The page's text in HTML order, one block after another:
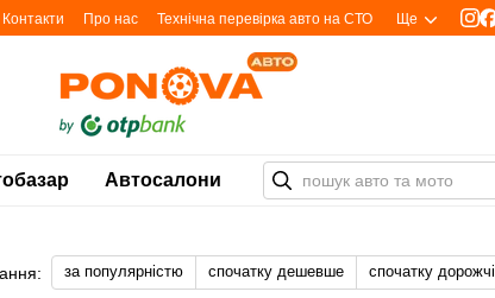
Контакти Про нас Технічна перевірка авто на СТО Ще
Автосалони
за популярністю спочатку дешевше спочатку дорожчі